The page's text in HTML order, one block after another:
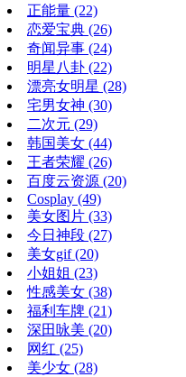
正能量 (22)
恋爱宝典 (26)
奇闻异事 (24)
明星八卦 (22)
漂亮女明星 (28)
宅男女神 (30)
二次元 (29)
韩国美女 (44)
王者荣耀 (26)
百度云资源 (20)
Cosplay (49)
美女图片 (33)
今日神段 (27)
美女gif(20)
小姐姐 (23)
性感美女 (38)
福利车牌 (21)
深田咏美 (20)
网红 (25)
美少女 (28)